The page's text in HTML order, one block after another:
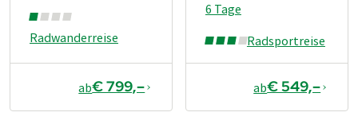
Radwanderreise
ab€ 799,–
Radsportreise
6 Tage
ab€ 549,–